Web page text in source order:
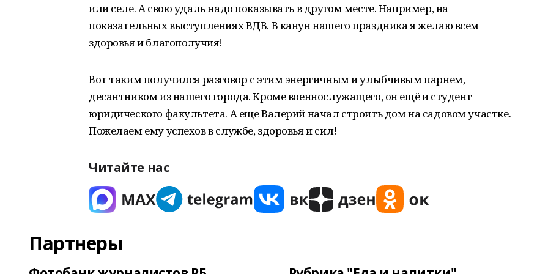
или селе. А свою удаль надо показывать в другом месте. Например, на
показательных выступлениях ВДВ. В канун нашего праздника я желаю всем
здоровья и благополучия!
Вот таким получился разговор с этим энергичным и улыбчивым парнем,
десантником из нашего города. Кроме военнослужащего, он ещё и студент
юридического факультета. А еще Валерий начал строить дом на садовом участке.
Пожелаем ему успехов в службе, здоровья и сил!
Читайте нас
Партнеры